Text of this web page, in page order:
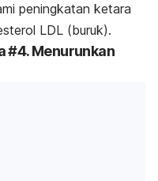
peningkatan ketara
LDL (buruk).
#4. Menurunkan